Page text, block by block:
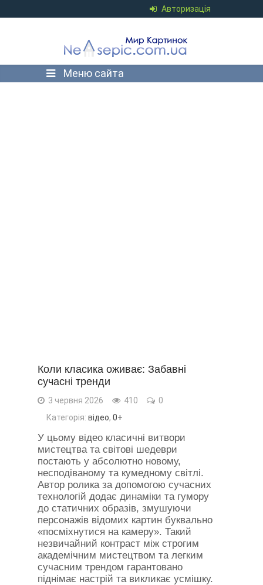
Авторизація
Меню сайта
Коли класика оживає: Забавні
сучасні тренди
3 червня 2026 410
0
Категорія: відео, 0+
У цьому відео класичні витвори
мистецтва та світові шедеври
постають у абсолютно новому,
несподіваному та кумедному світлі.
Автор ролика за допомогою сучасних
технологій додає динаміки та гумору
до статичних образів, змушуючи
персонажів відомих картин буквально
«посміхнутися на камеру». Такий
незвичайний контраст між строгим
академічним мистецтвом та легким
сучасним трендом гарантовано
піднімає настрій та викликає усмішку.